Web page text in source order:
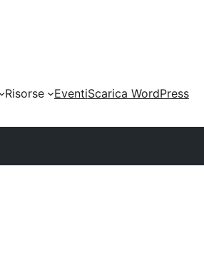
Risorse EventiScarica WordPress